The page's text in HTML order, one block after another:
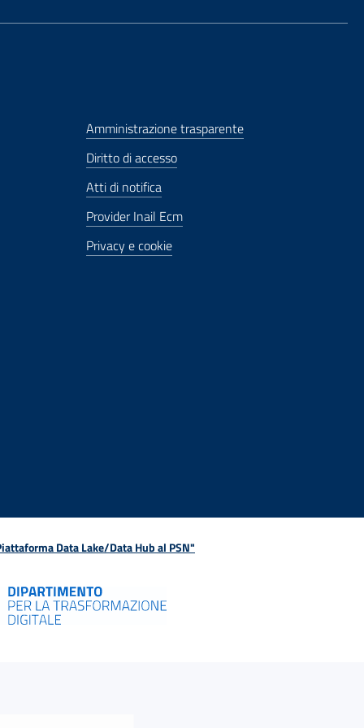
Amministrazione trasparente
Diritto di accesso
Atti di notifica
Provider Inail Ecm
Privacy e cookie
Data Lake/Data Hub al PSN"